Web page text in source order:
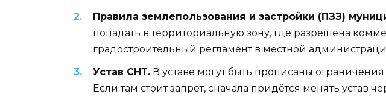
Правила землепользования и застройки (ПЗЗ)
попадать в территориальную зону, где разрешена
градостроительный регламент в местной
Устав СНТ. В уставе могут быть прописаны
Если там стоит запрет, сначала придётся менять устав